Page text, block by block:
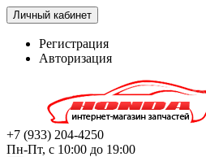
Личный кабинет
Регистрация
Авторизация
+7 (933) 204-4250
Пн-Пт, с 10:00 до 19:00